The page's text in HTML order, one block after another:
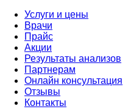
Услуги и цены
Врачи
Прайс
Акции
Результаты анализов
Партнерам
Онлайн консультация
Отзывы
Контакты